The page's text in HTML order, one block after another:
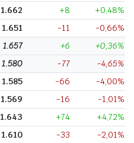
1.662 +8
+0,48%
1.651 -11
-0,66%
1.657 +6
+0,36%
1.580 -77
-4,65%
1.585 -66
-4,00%
1.569 -16
-1,01%
1.643 +74
+4,72%
1.610 -33
-2,01%